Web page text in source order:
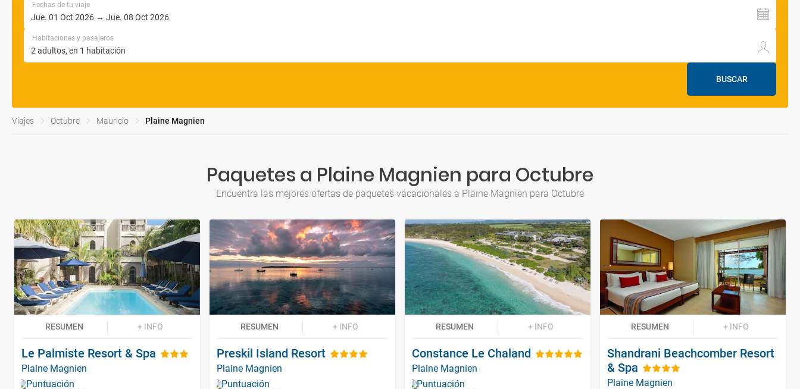
Fechas de tu viaje
Habitaciones y pasajeros
BUSCAR
Viajes Octubre Mauricio Plaine Magnien
Paquetes a Plaine Magnien para Octubre
Encuentra las mejores ofertas de paquetes vacacionales a Plaine Magnien para Octubre
RESUMEN + INFO
Le Palmiste Resort & Spa
Plaine Magnien
RESUMEN + INFO
Preskil Island Resort
Plaine Magnien
RESUMEN + INFO
Constance Le Chaland
Plaine Magnien
RESUMEN + INFO
Shandrani Beachcomber Resort
& Spa
Plaine Magnien